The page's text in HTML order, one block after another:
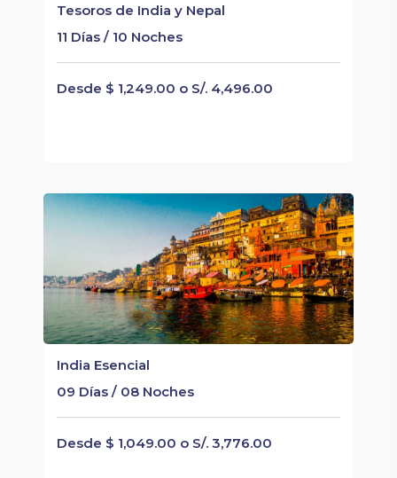
Tesoros de India y Nepal
11 Días / 10 Noches
Desde $ 1,249.00 o S/. 4,496.00
India Esencial
09 Días / 08 Noches
Desde $ 1,049.00 o S/. 3,776.00